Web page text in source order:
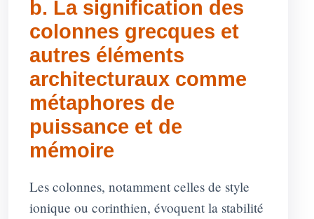
b. La signification des
colonnes grecques et
autres éléments
architecturaux comme
métaphores de
puissance et de
mémoire
Les colonnes, notamment celles de style
ionique ou corinthien, évoquent la stabilité